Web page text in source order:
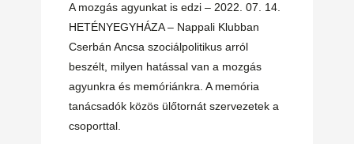
A mozgás agyunkat is edzi – 2022. 07. 14.
HETÉNYEGYHÁZA – Nappali Klubban
Cserbán Ancsa szociálpolitikus arról
beszélt, milyen hatással van a mozgás
agyunkra és memóriánkra. A memória
tanácsadók közös ülőtornát szervezetek a
csoporttal.